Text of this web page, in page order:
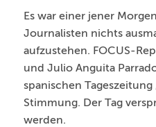
Es war einer jener
Journalisten nichts
aufzustehen. FOCUS-
und Julio Anguita
spanischen Tageszeitung
Stimmung. Der Tag
werden.